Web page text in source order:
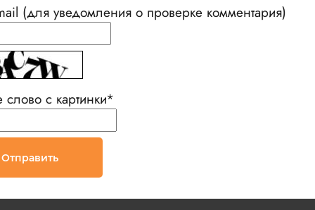
(для уведомления о проверке комментария)
слово с картинки*